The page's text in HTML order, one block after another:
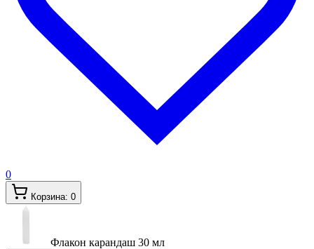
0
Корзина: 0
Флакон карандаш 30 мл